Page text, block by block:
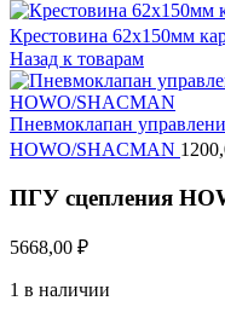
Крестовина 62х150мм
Назад к товарам
Пневмоклапан
HOWO/SHACMAN
ПГУ сцепления
5668,00 ₽
1 в наличии